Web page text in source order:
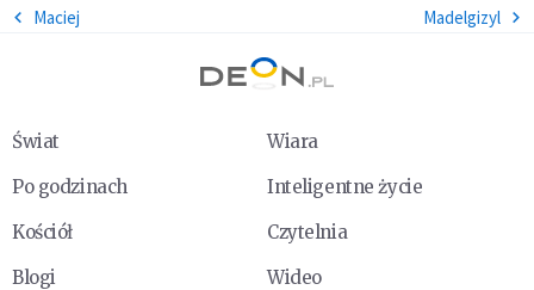
Maciej Madelgizyl
Świat
Wiara
Po godzinach
Inteligentne życie
Kościół
Czytelnia
Blogi
Wideo